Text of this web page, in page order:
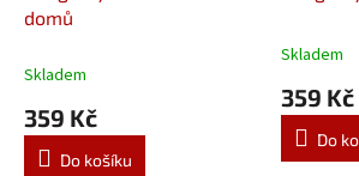
domů
Skladem
359 Kč
Do košíku
Průměrné
produktu
5,0
Skladem
359 Kč
Do